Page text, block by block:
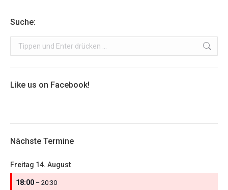
Suche:
Search:
Like us on Facebook!
Nächste Termine
Freitag 14. August
18:00 – 20:30